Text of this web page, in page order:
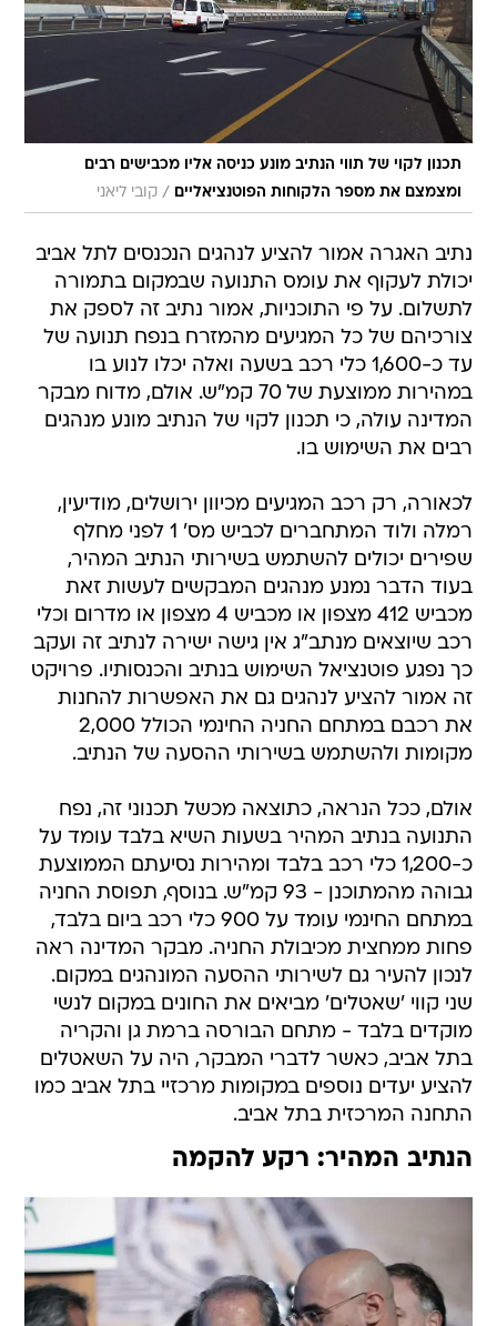
תכנון לקוי של תווי הנתיב מונע כניסה אליו מכבישים רבים
ומצמצם את מספר הלקוחות הפוטנציאליים
/ קובי ליאני
נתיב האגרה אמור להציע לנהגים הנכנסים לתל אביב
יכולת לעקוף את עומס התנועה שבמקום בתמורה
לתשלום. על פי התוכניות, אמור נתיב זה לספק את
צורכיהם של כל המגיעים מהמזרח בנפח תנועה של
עד כ-1,600 כלי רכב בשעה ואלה יכלו לנוע בו
במהירות ממוצעת של 70 קמ"ש. אולם, מדוח מבקר
המדינה עולה, כי תכנון לקוי של הנתיב מונע מנהגים
רבים את השימוש בו.
לכאורה, רק רכב המגיעים מכיוון ירושלים, מודיעין,
רמלה ולוד המתחברים לכביש מס' 1 לפני מחלף
שפירים יכולים להשתמש בשירותי הנתיב המהיר,
בעוד הדבר נמנע מנהגים המבקשים לעשות זאת
מכביש 412 מצפון או מכביש 4 מצפון או מדרום וכלי
רכב שיוצאים מנתב"ג אין גישה ישירה לנתיב זה ועקב
כך נפגע פוטנציאל השימוש בנתיב והכנסותיו. פרויקט
זה אמור להציע לנהגים גם את האפשרות להחנות
את רכבם במתחם החניה החינמי הכולל 2,000
מקומות ולהשתמש בשירותי ההסעה של הנתיב.
אולם, ככל הנראה, כתוצאה מכשל תכנוני זה, נפח
התנועה בנתיב המהיר בשעות השיא בלבד עומד על
כ-1,200 כלי רכב בלבד ומהירות נסיעתם הממוצעת
גבוהה מהמתוכנן - 93 קמ"ש. בנוסף, תפוסת החניה
במתחם החינמי עומד על 900 כלי רכב ביום בלבד,
פחות ממחצית מכיבולת החניה. מבקר המדינה ראה
לנכון להעיר גם לשירותי ההסעה המונהגים במקום.
שני קווי 'שאטלים' מביאים את החונים במקום לנשי
מוקדים בלבד - מתחם הבורסה ברמת גן והקריה
בתל אביב, כאשר לדברי המבקר, היה על השאטלים
להציע יעדים נוספים במקומות מרכזיי בתל אביב כמו
התחנה המרכזית בתל אביב.
הנתיב המהיר: רקע להקמה